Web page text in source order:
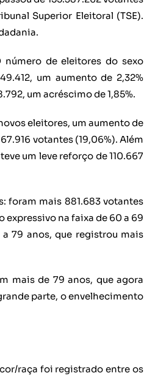
Superior Eleitoral (TSE).
de eleitores do sexo
um aumento de 2,32%
um acréscimo de 1,85%.
eleitores, um aumento de
votantes (19,06%). Além
um leve reforço de 110.667
foram mais 881.683 votantes
expressivo na faixa de 60 a 69
79 anos, que registrou mais
mais de 79 anos, que agora
parte, o envelhecimento
raça foi registrado entre os